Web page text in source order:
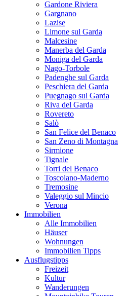
Gardone Riviera
Gargnano
Lazise
Limone sul Garda
Malcesine
Manerba del Garda
Moniga del Garda
Nago-Torbole
Padenghe sul Garda
Peschiera del Garda
Puegnago sul Garda
Riva del Garda
Rovereto
Salò
San Felice del Benaco
San Zeno di Montagna
Sirmione
Tignale
Torri del Benaco
Toscolano-Maderno
Tremosine
Valeggio sul Mincio
Verona
Immobilien
Alle Immobilien
Häuser
Wohnungen
Immobilien Tipps
Ausflugstipps
Freizeit
Kultur
Wanderungen